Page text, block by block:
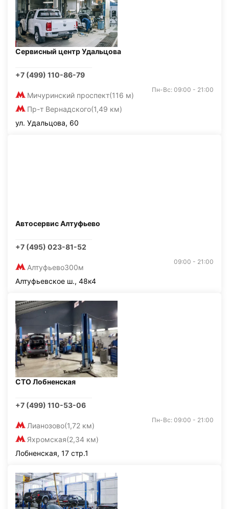
Сервисный центр Удальцова
+7 (499) 110-86-79
Мичуринский проспект(116 м)
Пр-т Вернадского(1,49 км)
Пн-Вс: 09:00 - 21:00
ул. Удальцова, 60
Автосервис Алтуфьево
+7 (495) 023-81-52
Алтуфьево300м
09:00 - 21:00
Алтуфьевское ш., 48к4
СТО Лобненская
+7 (499) 110-53-06
Лианозово(1,72 км)
Яхромская(2,34 км)
Пн-Вс: 09:00 - 21:00
Лобненская, 17 стр.1